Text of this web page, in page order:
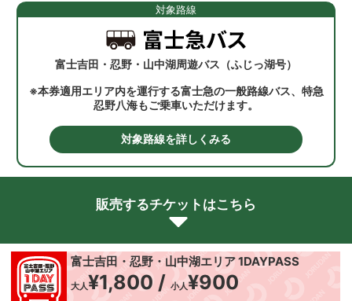
対象路線
富士吉田・忍野・山中湖周遊バス（ふじっ湖号）
※本券適用エリア内を運行する富士急の一般路線バス、特急
忍野八海もご乗車いただけます。
対象路線を詳しくみる
販売するチケットはこちら
富士吉田・忍野・山中湖エリア 1DAYPASS
大人¥1,800 /小人¥900